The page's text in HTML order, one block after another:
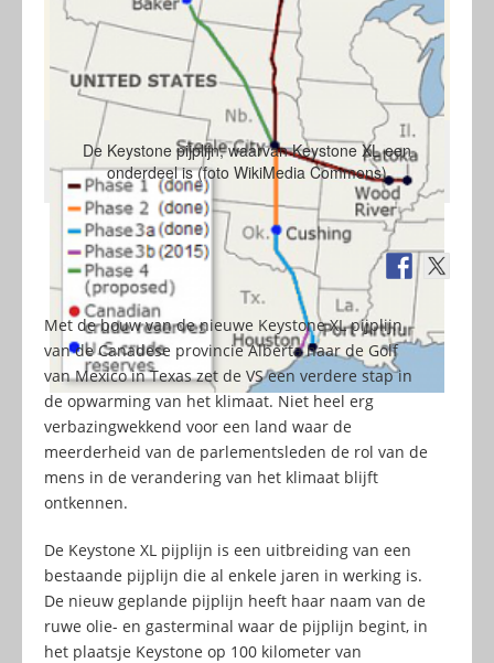
De Keystone pijplijn, waarvan Keystone XL een
onderdeel is (foto WikiMedia Commons)
Met de bouw van de nieuwe Keystone XL pijplijn
van de Canadese provincie Alberta naar de Golf
van Mexico in Texas zet de VS een verdere stap in
de opwarming van het klimaat. Niet heel erg
verbazingwekkend voor een land waar de
meerderheid van de parlementsleden de rol van de
mens in de verandering van het klimaat blijft
ontkennen.
De Keystone XL pijplijn is een uitbreiding van een
bestaande pijplijn die al enkele jaren in werking is.
De nieuw geplande pijplijn heeft haar naam van de
ruwe olie- en gasterminal waar de pijplijn begint, in
het plaatsje Keystone op 100 kilometer van